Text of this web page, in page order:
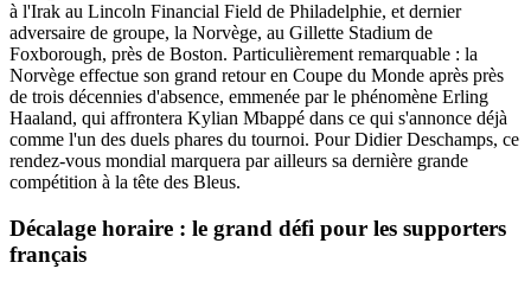
à l'Irak au Lincoln Financial Field de Philadelphie, et dernier
adversaire de groupe, la Norvège, au Gillette Stadium de
Foxborough, près de Boston. Particulièrement remarquable : la
Norvège effectue son grand retour en Coupe du Monde après près
de trois décennies d'absence, emmenée par le phénomène Erling
Haaland, qui affrontera Kylian Mbappé dans ce qui s'annonce déjà
comme l'un des duels phares du tournoi. Pour Didier Deschamps, ce
rendez-vous mondial marquera par ailleurs sa dernière grande
compétition à la tête des Bleus.
Décalage horaire : le grand défi pour les supporters
français